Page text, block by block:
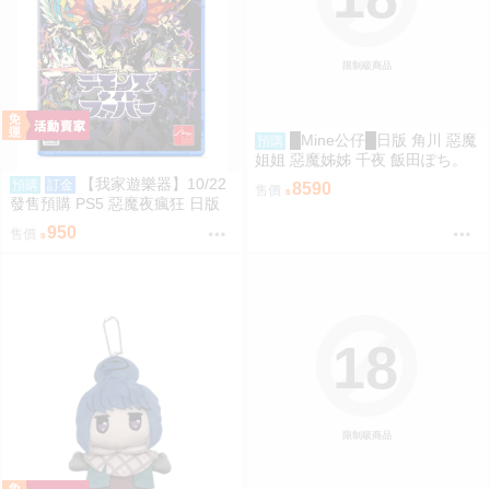
預購 訂金
【我家遊樂器】10/22
發售預購 PS5 惡魔夜瘋狂 日版
售價 950
限制級商品
預購
█Mine公仔█日版 角川 惡魔
姐姐 惡魔姊姊 千夜 飯田ぽち。
1/6 PVC D9264
售價 8590
限制級商品
18